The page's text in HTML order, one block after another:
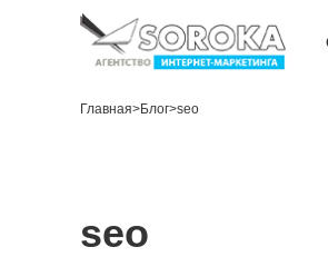
Главная>Блог>seo
seo